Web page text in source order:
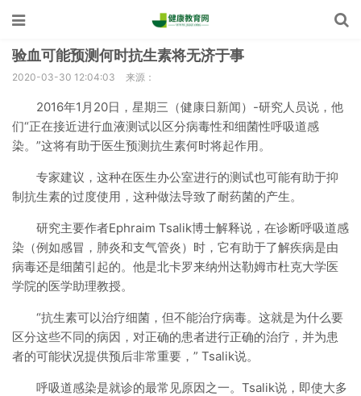
验血可能预测何时抗生素将无济于事
2020-03-30 12:04:03 来源：
2016年1月20日，星期三（健康日新闻）-研究人员说，他
们“正在接近进行血液测试以区分病毒性和细菌性呼吸道感
染。”这将有助于医生预测抗生素何时将起作用。
专家建议，这种在医生办公室进行的测试也可能有助于抑
制抗生素的过度使用，这种做法导致了耐药菌的产生。
研究主要作者Ephraim Tsalik博士解释说，在诊断呼吸道感
染（例如感冒，肺炎和支气管炎）时，它有助于了解疾病是由
病毒还是细菌引起的。他是北卡罗来纳州达勒姆市杜克大学医
学院的医学助理教授。
“抗生素可以治疗细菌，但不能治疗病毒。这就是为什么要
区分这些不同的病因，对正确的患者进行正确的治疗，并为患
者的可能状况提供预后非常重要，” Tsalik说。
呼吸道感染是就诊的最常见原因之一。Tsalik说，即使大多